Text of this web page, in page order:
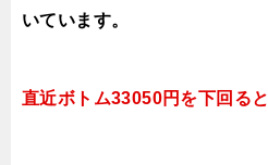
いています。
直近ボトム33050円を下回ると